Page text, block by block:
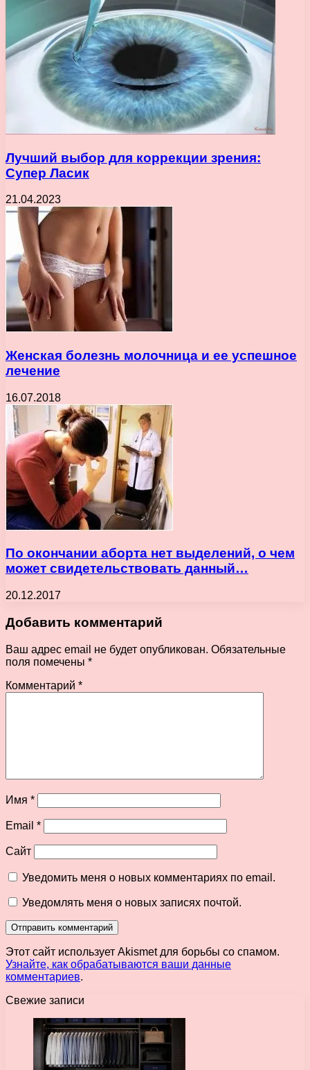
Лучший выбор для коррекции зрения:
Супер Ласик
21.04.2023
Женская болезнь молочница и ее успешное
лечение
16.07.2018
По окончании аборта нет выделений, о чем
может свидетельствовать данный…
20.12.2017
Добавить комментарий
Ваш адрес email не будет опубликован. Обязательные
поля помечены *
Комментарий *
Имя *
Email *
Сайт
Уведомить меня о новых комментариях по email.
Уведомлять меня о новых записях почтой.
Этот сайт использует Akismet для борьбы со спамом.
Узнайте, как обрабатываются ваши данные
комментариев.
Свежие записи